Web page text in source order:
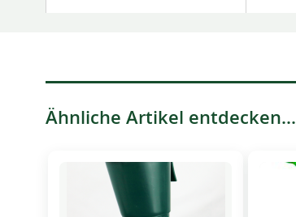
Ähnliche Artikel entdecken...